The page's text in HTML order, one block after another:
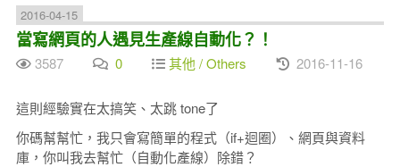
2016-04-15
當寫網頁的人遇見生產線自動化？！
3587 0 其他 / Others 2016-11-16
這則經驗實在太搞笑、太跳 tone了
你碼幫幫忙，我只會寫簡單的程式（if+迴圈）、網頁與資料
庫，你叫我去幫忙（自動化產線）除錯？